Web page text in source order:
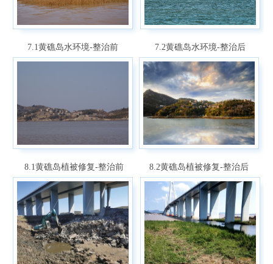
7.1黄礁岛水环境-整治前 7.2黄礁岛水环境-整治后
8.1黄礁岛植被修复-整治前 8.2黄礁岛植被修复-整治后